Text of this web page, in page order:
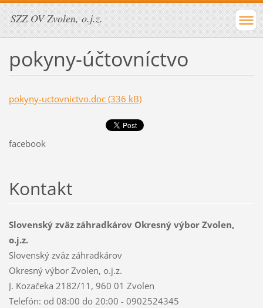
SZZ OV Zvolen, o.j.z.
pokyny-účtovníctvo
pokyny-uctovnictvo.doc (336 kB)
facebook
Kontakt
Slovenský zväz záhradkárov Okresný výbor Zvolen,
o.j.z.
Slovenský zväz záhradkárov
Okresný výbor Zvolen, o.j.z.
J. Kozačeka 2182/11, 960 01 Zvolen
Telefón: od 08:00 do 20:00 - 0902524345